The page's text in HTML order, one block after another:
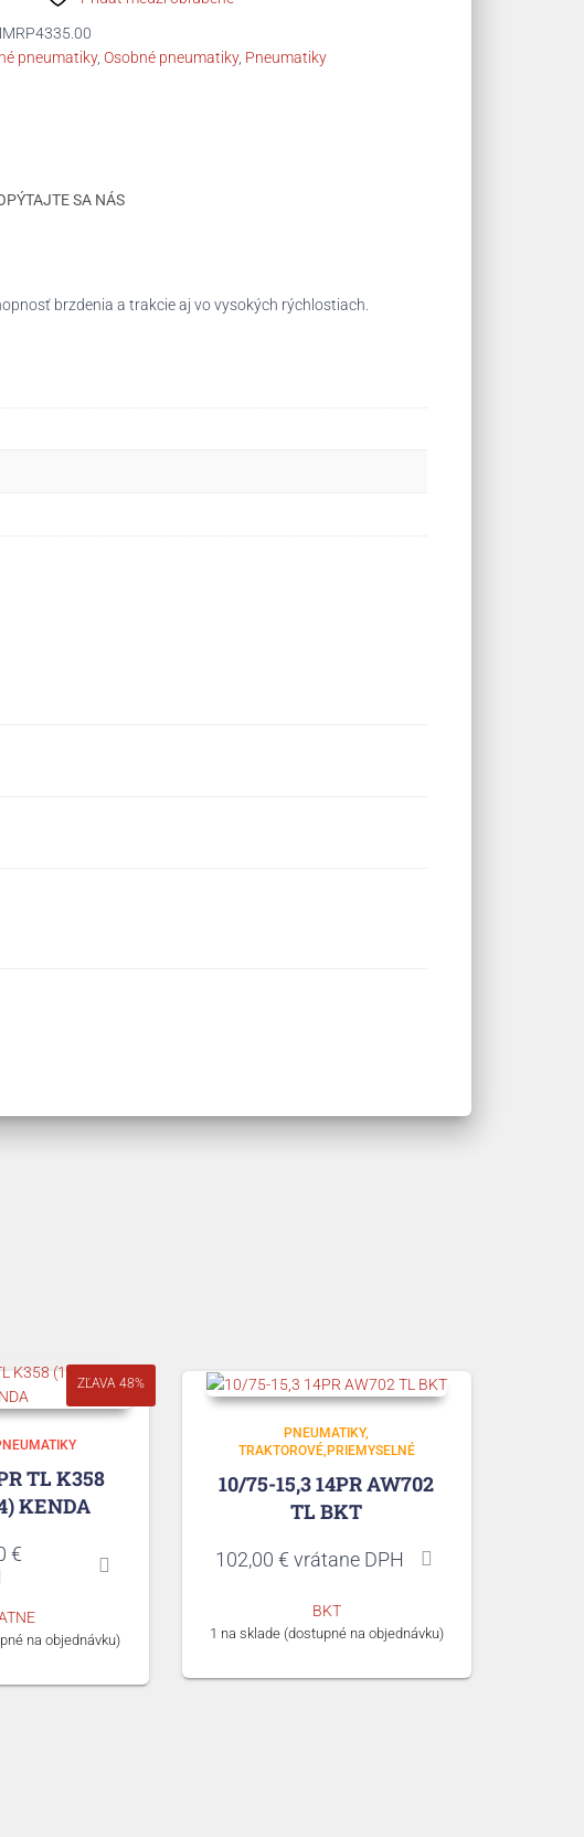
pneumatiky, Osobné pneumatiky, Pneumatiky
SA NÁS
brzdenia a trakcie aj vo vysokých rýchlostiach.
ZĽAVA 48%
TL K358
KENDA
€.
€
11,00 €.
na objednávku)
PNEUMATIKY
TRAKTOROVÉ,PRIEMYSELNÉ
10/75-15,3 14PR AW702
TL BKT
102,00 € vrátane DPH
BKT
1 na sklade (dostupné na objednávku)